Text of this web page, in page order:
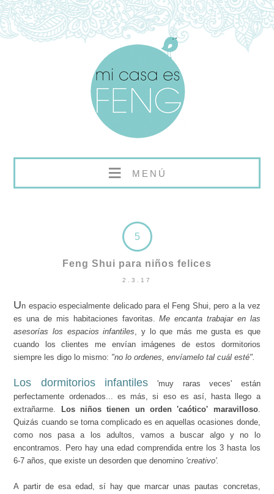
≡ MENÚ
5
Feng Shui para niños felices
2.3.17
Un espacio especialmente delicado para el Feng Shui, pero a la vez
es una de mis habitaciones favoritas.Me encanta trabajar en las
asesorías los espacios infantiles, y lo que más me gusta es que
cuando los clientes me envían imágenes de estos dormitorios
siempre les digo lo mismo: "no lo ordenes, envíamelo tal cuál esté".
Los dormitorios infantiles 'muy raras veces' están
perfectamente ordenados... es más, si eso es así, hasta llego a
extrañarme.
Los niños tienen un orden 'caótico' maravilloso.
Quizás cuando se torna complicado es en aquellas ocasiones donde,
como nos pasa a los adultos, vamos a buscar algo y no lo
encontramos. Pero hay una edad comprendida entre los 3 hasta los
6-7 años, que existe un desorden que denomino 'creativo'.
A partir de esa edad, sí hay que marcar unas pautas concretas,